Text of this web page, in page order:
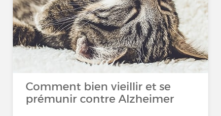
Comment bien vieillir et se
prémunir contre Alzheimer